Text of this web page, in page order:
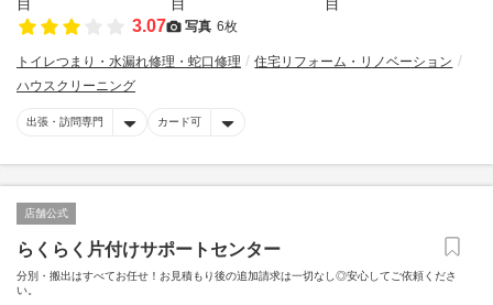
3.07 写真 6枚
トイレつまり・水漏れ修理・蛇口修理
住宅リフォーム・リノベーション
ハウスクリーニング
出張・訪問専門 カード可
店舗公式
らくらく片付けサポートセンター
分別・搬出はすべてお任せ！お見積もり後の追加請求は一切なし◎安心してご依頼くださ
い。